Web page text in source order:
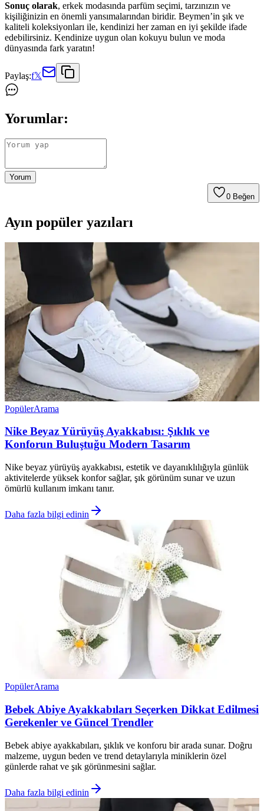
Sonuç olarak, erkek modasında parfüm seçimi, tarzınızın ve
kişiliğinizin en önemli yansımalarından biridir. Beymen’in şık ve
kaliteli koleksiyonları ile, kendinizi her zaman en iyi şekilde ifade
edebilirsiniz. Kendinize uygun olan kokuyu bulun ve moda
dünyasında fark yaratın!
Paylaş:f𝕏
Yorumlar:
Yorum
0 Beğen
Ayın popüler yazıları
PopülerArama
Nike Beyaz Yürüyüş Ayakkabısı: Şıklık ve
Konforun Buluştuğu Modern Tasarım
Nike beyaz yürüyüş ayakkabısı, estetik ve dayanıklılığıyla günlük
aktivitelerde yüksek konfor sağlar, şık görünüm sunar ve uzun
ömürlü kullanım imkanı tanır.
Daha fazla bilgi edinin
PopülerArama
Bebek Abiye Ayakkabıları Seçerken Dikkat Edilmesi
Gerekenler ve Güncel Trendler
Bebek abiye ayakkabıları, şıklık ve konforu bir arada sunar. Doğru
malzeme, uygun beden ve trend detaylarıyla miniklerin özel
günlerde rahat ve şık görünmesini sağlar.
Daha fazla bilgi edinin